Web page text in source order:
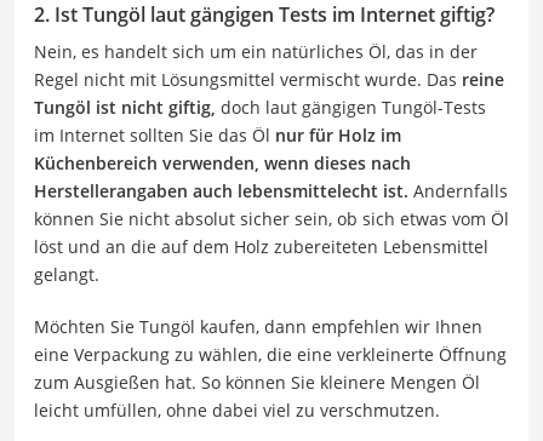
2. Ist Tungöl laut gängigen Tests im Internet giftig?
Nein, es handelt sich um ein natürliches Öl, das in der
Regel nicht mit Lösungsmittel vermischt wurde. Das reine
Tungöl ist nicht giftig, doch laut gängigen Tungöl-Tests
im Internet sollten Sie das Öl nur für Holz im
Küchenbereich verwenden, wenn dieses nach
Herstellerangaben auch lebensmittelecht ist. Andernfalls
können Sie nicht absolut sicher sein, ob sich etwas vom Öl
löst und an die auf dem Holz zubereiteten Lebensmittel
gelangt.
Möchten Sie Tungöl kaufen, dann empfehlen wir Ihnen
eine Verpackung zu wählen, die eine verkleinerte Öffnung
zum Ausgießen hat. So können Sie kleinere Mengen Öl
leicht umfüllen, ohne dabei viel zu verschmutzen.